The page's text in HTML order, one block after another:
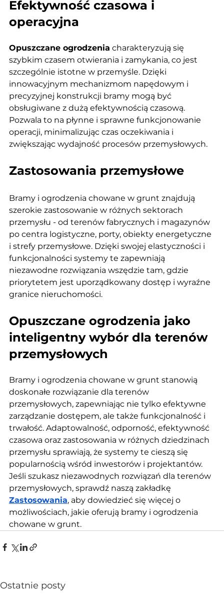
Efektywność czasowa i
operacyjna
Opuszczane ogrodzenia charakteryzują się
szybkim czasem otwierania i zamykania, co jest
szczególnie istotne w przemyśle. Dzięki
innowacyjnym mechanizmom napędowym i
precyzyjnej konstrukcji bramy mogą być
obsługiwane z dużą efektywnością czasową.
Pozwala to na płynne i sprawne funkcjonowanie
operacji, minimalizując czas oczekiwania i
zwiększając wydajność procesów przemysłowych.
Zastosowania przemysłowe
Bramy i ogrodzenia chowane w grunt znajdują
szerokie zastosowanie w różnych sektorach
przemysłu - od terenów fabrycznych i magazynów
po centra logistyczne, porty, obiekty energetyczne
i strefy przemysłowe. Dzięki swojej elastyczności i
funkcjonalności systemy te zapewniają
niezawodne rozwiązania wszędzie tam, gdzie
priorytetem jest uporządkowany dostęp i wyraźne
granice nieruchomości.
Opuszczane ogrodzenia jako
inteligentny wybór dla terenów
przemysłowych
Bramy i ogrodzenia chowane w grunt stanowią
doskonałe rozwiązanie dla terenów
przemysłowych, zapewniając nie tylko efektywne
zarządzanie dostępem, ale także funkcjonalność i
trwałość. Adaptowalność, odporność, efektywność
czasowa oraz zastosowania w różnych dziedzinach
przemysłu sprawiają, że systemy te cieszą się
popularnością wśród inwestorów i projektantów.
Jeśli szukasz niezawodnych rozwiązań dla terenów
przemysłowych, sprawdź naszą zakładkę
Zastosowania, aby dowiedzieć się więcej o
możliwościach, jakie oferują bramy i ogrodzenia
chowane w grunt.
Ostatnie posty